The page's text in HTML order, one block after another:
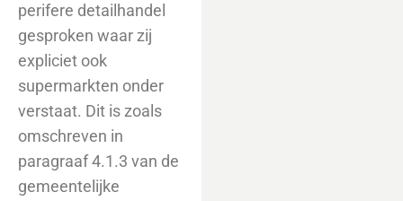
perifere detailhandel
gesproken waar zij
expliciet ook
supermarkten onder
verstaat. Dit is zoals
omschreven in
paragraaf 4.1.3 van de
gemeentelijke